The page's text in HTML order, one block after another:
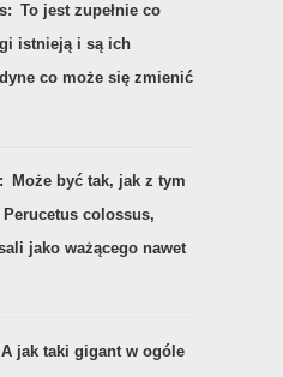
To jest zupełnie co
istnieją i są ich
co może się zmienić
Może być tak, jak z tym
colossus,
jako ważącego nawet
A jak taki gigant w ogóle